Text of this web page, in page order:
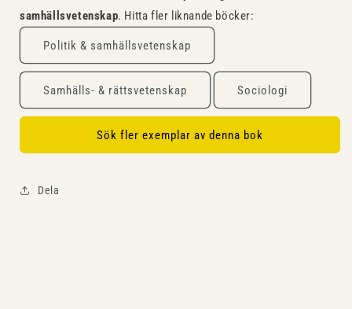
samhällsvetenskap. Hitta fler liknande böcker:
Politik & samhällsvetenskap
Samhälls- & rättsvetenskap Sociologi
Sök fler exemplar av denna bok
Dela